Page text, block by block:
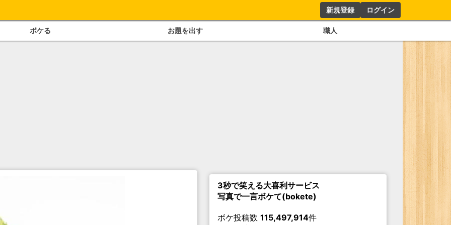
新規登録 ログイン
ボケる お題を出す 職人
3秒で笑える大喜利サービス
写真で一言ボケて(bokete)
ボケ投稿数 115,497,914件